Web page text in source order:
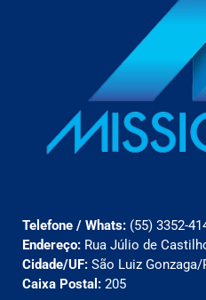
Telefone / Whats: (55) 3352-
Endereço: Rua Júlio de
Cidade/UF: São Luiz Gonzaga/
Caixa Postal: 205